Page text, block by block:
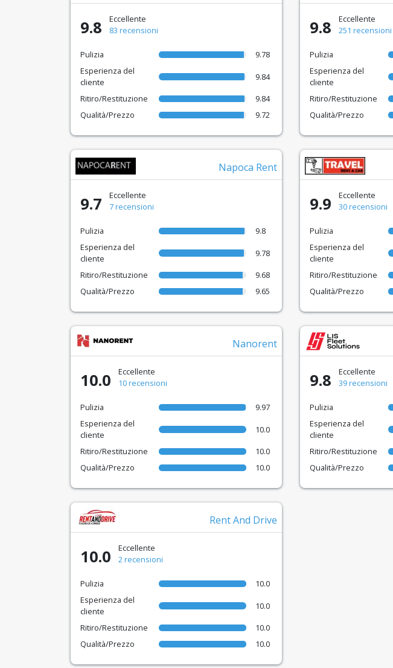
9.8
Eccellente
83 recensioni
Pulizia
9.78
Esperienza del
cliente
9.84
Ritiro/Restituzione
9.84
Qualità/Prezzo
9.72
9.8
Eccellente
251 recensioni
Pulizia
Esperienza del
cliente
Ritiro/Restituzione
Qualità/Prezzo
Napoca Rent
9.7
Eccellente
7 recensioni
Pulizia
9.8
Esperienza del
cliente
9.78
Ritiro/Restituzione
9.68
Qualità/Prezzo
9.65
9.9
Eccellente
30 recensioni
Pulizia
Esperienza del
cliente
Ritiro/Restituzione
Qualità/Prezzo
Nanorent
10.0
Eccellente
10 recensioni
Pulizia
9.97
Esperienza del
cliente
10.0
Ritiro/Restituzione
10.0
Qualità/Prezzo
10.0
9.8
Eccellente
39 recensioni
Pulizia
Esperienza del
cliente
Ritiro/Restituzione
Qualità/Prezzo
Rent And Drive
10.0
Eccellente
2 recensioni
Pulizia
10.0
Esperienza del
cliente
10.0
Ritiro/Restituzione
10.0
Qualità/Prezzo
10.0